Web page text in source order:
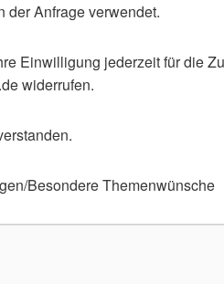
der Anfrage verwendet.
Einwilligung jederzeit für die
widerrufen.
Besondere Themenwünsche